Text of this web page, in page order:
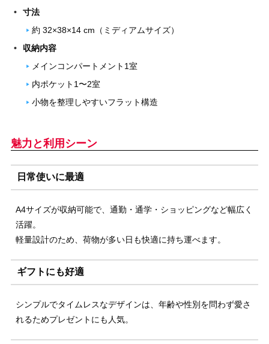
寸法
約 32×38×14 cm（ミディアムサイズ）
収納内容
メインコンパートメント1室
内ポケット1〜2室
小物を整理しやすいフラット構造
魅力と利用シーン
日常使いに最適
A4サイズが収納可能で、通勤・通学・ショッピングなど幅広く
活躍。
軽量設計のため、荷物が多い日も快適に持ち運べます。
ギフトにも好適
シンプルでタイムレスなデザインは、年齢や性別を問わず愛さ
れるためプレゼントにも人気。